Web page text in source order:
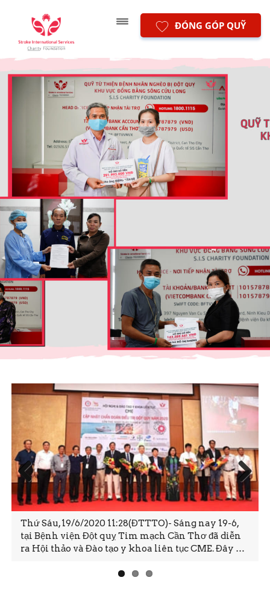
ĐÓNG GÓP QUỸ
nay 19-6,
Thơ đã diễn
CME. Đây …
Trong cuộc đời, ai cũng mong có cuộc
hạnh phúc và bình an. Tuy nhiên,
nào mong ước đó cũng là hiện thực.
Prev
ious
Next